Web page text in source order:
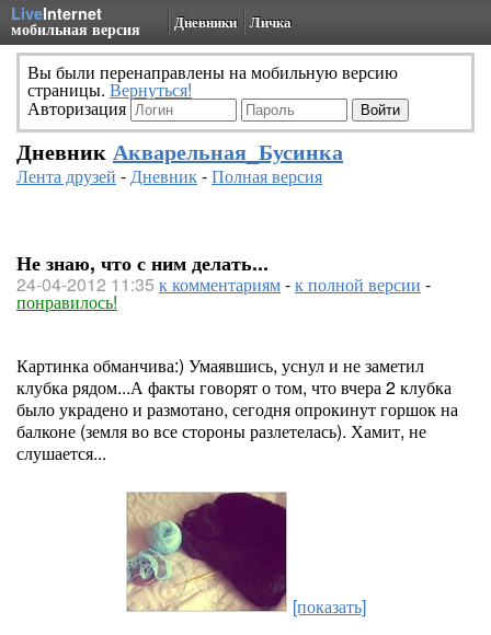
LiveInternet
мобильная версия Дневники Личка
Вы были перенаправлены на мобильную версию
страницы. Вернуться!
Авторизация
Дневник Акварельная_Бусинка
Лента друзей -Дневник-Полная версия
Не знаю, что с ним делать...
24-04-2012 11:35 к комментариям-к полной версии -
понравилось!
Картинка обманчива:) Умаявшись, уснул и не заметил
клубка рядом...А факты говорят о том, что вчера 2 клубка
было украдено и размотано, сегодня опрокинут горшок на
балконе (земля во все стороны разлетелась). Хамит, не
слушается...
[показать]